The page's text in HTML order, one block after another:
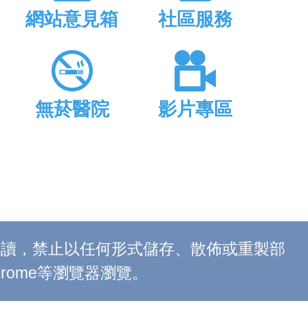
網站意見箱 社區服務
無菸醫院 影片專區
，禁止以任何形式儲存、散佈或重製部
等瀏覽器瀏覽。